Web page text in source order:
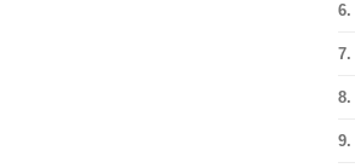
6.
7.
8.
9.